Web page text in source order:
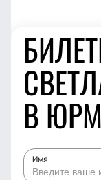
В
Имя